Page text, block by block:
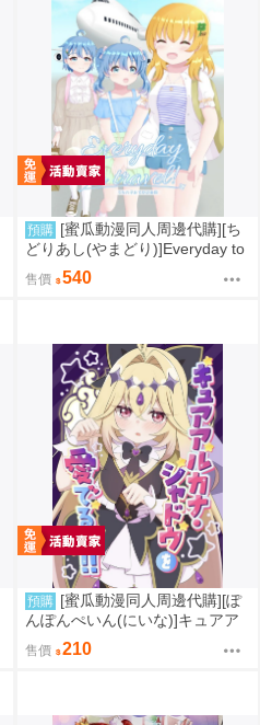
預購 [蜜瓜動漫同人周邊代購][ち
どりあし(やまどり)]Everyday to
travel!(同人誌)
售價 540
預購 [蜜瓜動漫同人周邊代購][ぽ
んぽんぺいん(にいな)]キュアア
ルカナ・シャドウを愛でる本!(キ
ミとアイドル光之美少女♪、Yes!
售價 210